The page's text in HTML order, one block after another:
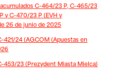
C-464/23 P, C-465/23
y C-470/23 P (EVH y
26 de junio de 2025
421/24 (AGCOM (Apuestas en
453/23 (Prezydent Miasta Mielca)